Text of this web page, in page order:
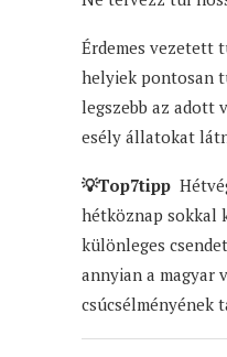
Érdemes vezetett
helyiek pontosan
legszebb az adott
esély állatokat
💡Top7tipp
hétköznap sokkal
különleges
annyian a magyar
csúcsélményének